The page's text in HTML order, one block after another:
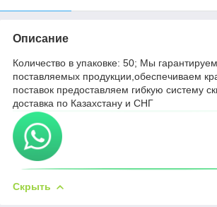
Описание
Количество в упаковке: 50; Мы
поставляемых продукции,обеспечиваем
поставок предоставляем гибкую систему
доставка по Казахстану и СНГ
Скрыть